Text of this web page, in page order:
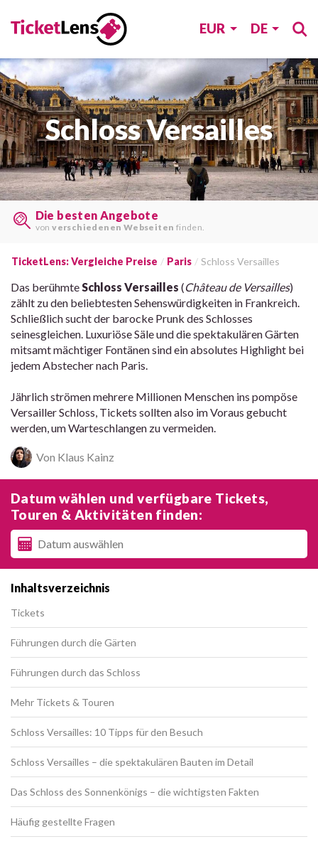
EUR DE
Schloss Versailles
Last Minute Tickets
auf vielen Webseitenfinden.
TicketLens: Vergleiche Preise Paris Schloss Versailles
Das berühmte Schloss Versailles (Château de Versailles)
zählt zu den beliebtesten Sehenswürdigkeiten in Frankreich.
Schließlich sucht der barocke Prunk des Schlosses
seinesgleichen. Luxuriöse Säle und die spektakulären Gärten
mitsamt mächtiger Fontänen sind ein absolutes Highlight bei
jedem Abstecher nach Paris.
Jährlich strömen mehrere Millionen Menschen ins pompöse
Versailler Schloss, Tickets sollten also im Voraus gebucht
werden, um Warteschlangen zu vermeiden.
Von Klaus Kainz
Datum wählen und verfügbare Tickets,
Touren & Aktivitäten finden:
Inhaltsverzeichnis
Tickets
Führungen durch die Gärten
Führungen durch das Schloss
Mehr Tickets & Touren
Schloss Versailles: 10 Tipps für den Besuch
Schloss Versailles – die spektakulären Bauten im Detail
Das Schloss des Sonnenkönigs – die wichtigsten Fakten
Häufig gestellte Fragen